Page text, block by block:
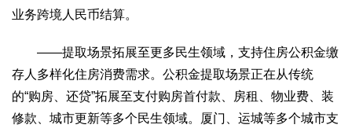
地方强音
在线期刊
2017 2016 2015 2018 2019
业务跨境人民币结算。
——提取场景拓展至更多民生领域，支持住房公积金缴
存人多样化住房消费需求。公积金提取场景正在从传统
的“购房、还贷”拓展至支付购房首付款、房租、物业费、装
修款、城市更新等多个民生领域。厦门、运城等多个城市支